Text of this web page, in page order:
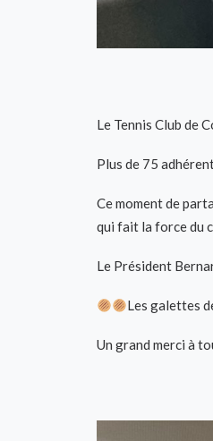
Le Tennis Club de
Plus de 75
Ce moment de
qui fait la force du
Le Président
Les galettes
Un grand merci à